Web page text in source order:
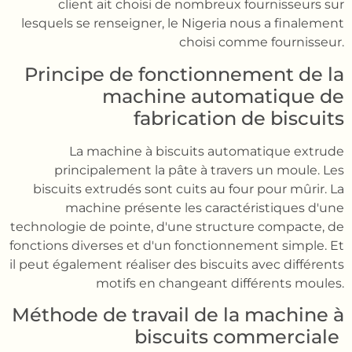
client ait choisi de nombreux fournisseurs sur
lesquels se renseigner, le Nigeria nous a finalement
choisi comme fournisseur.
Principe de fonctionnement de la
machine automatique de
fabrication de biscuits
La machine à biscuits automatique extrude
principalement la pâte à travers un moule. Les
biscuits extrudés sont cuits au four pour mûrir. La
machine présente les caractéristiques d'une
technologie de pointe, d'une structure compacte, de
fonctions diverses et d'un fonctionnement simple. Et
il peut également réaliser des biscuits avec différents
motifs en changeant différents moules.
Méthode de travail de la machine à
biscuits commerciale